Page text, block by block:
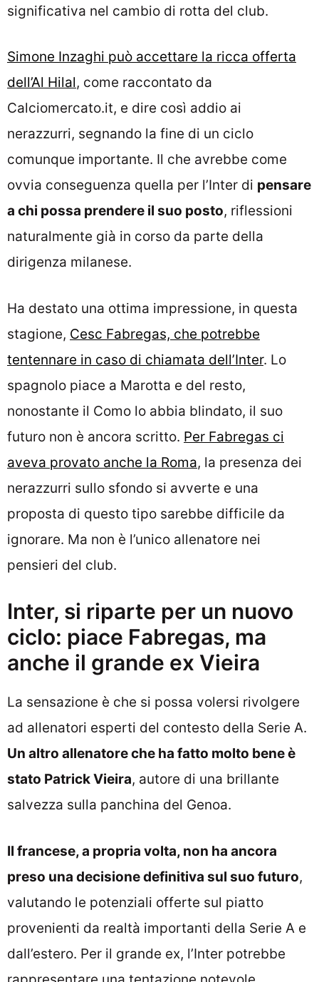
significativa nel cambio di rotta del club.
Simone Inzaghi può accettare la ricca offerta
dell’Al Hilal, come raccontato da
Calciomercato.it, e dire così addio ai
nerazzurri, segnando la fine di un ciclo
comunque importante. Il che avrebbe come
ovvia conseguenza quella per l’Inter di pensare
a chi possa prendere il suo posto, riflessioni
naturalmente già in corso da parte della
dirigenza milanese.
Ha destato una ottima impressione, in questa
stagione, Cesc Fabregas, che potrebbe
tentennare in caso di chiamata dell’Inter. Lo
spagnolo piace a Marotta e del resto,
nonostante il Como lo abbia blindato, il suo
futuro non è ancora scritto. Per Fabregas ci
aveva provato anche la Roma, la presenza dei
nerazzurri sullo sfondo si avverte e una
proposta di questo tipo sarebbe difficile da
ignorare. Ma non è l’unico allenatore nei
pensieri del club.
Inter, si riparte per un nuovo
ciclo: piace Fabregas, ma
anche il grande ex Vieira
La sensazione è che si possa volersi rivolgere
ad allenatori esperti del contesto della Serie A.
Un altro allenatore che ha fatto molto bene è
stato Patrick Vieira, autore di una brillante
salvezza sulla panchina del Genoa.
Il francese, a propria volta, non ha ancora
preso una decisione definitiva sul suo futuro,
valutando le potenziali offerte sul piatto
provenienti da realtà importanti della Serie A e
dall’estero. Per il grande ex, l’Inter potrebbe